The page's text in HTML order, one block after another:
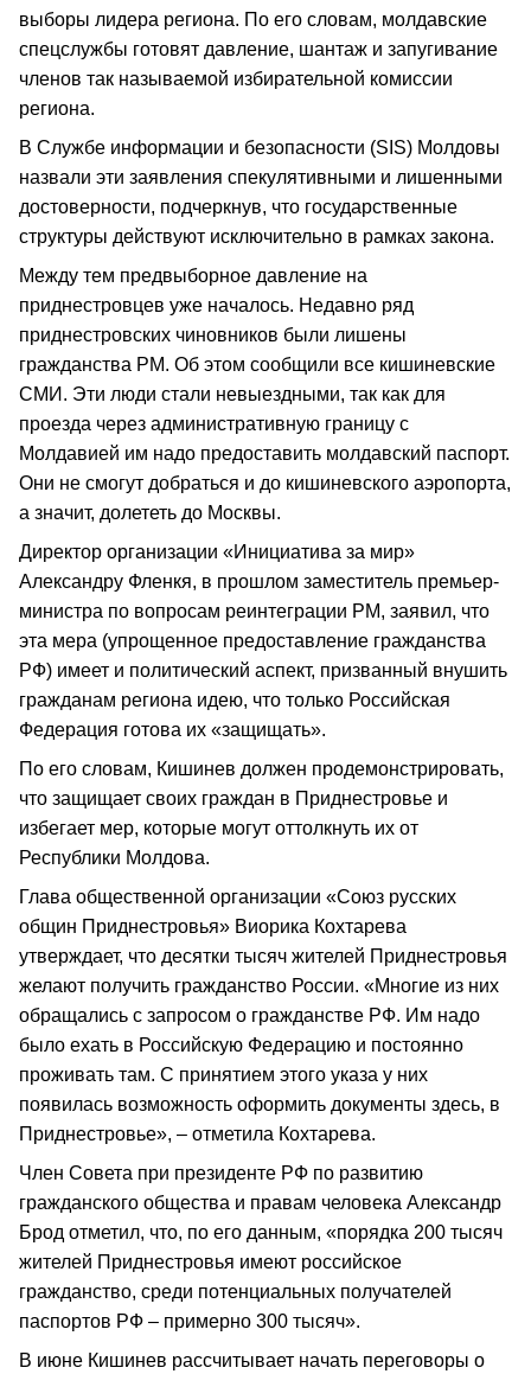
выборы лидера региона. По его словам, молдавские
спецслужбы готовят давление, шантаж и запугивание
членов так называемой избирательной комиссии
региона.
В Службе информации и безопасности (SIS) Молдовы
назвали эти заявления спекулятивными и лишенными
достоверности, подчеркнув, что государственные
структуры действуют исключительно в рамках закона.
Между тем предвыборное давление на
приднестровцев уже началось. Недавно ряд
приднестровских чиновников были лишены
гражданства РМ. Об этом сообщили все кишиневские
СМИ. Эти люди стали невыездными, так как для
проезда через административную границу с
Молдавией им надо предоставить молдавский паспорт.
Они не смогут добраться и до кишиневского аэропорта,
а значит, долететь до Москвы.
Директор организации «Инициатива за мир»
Александру Фленкя, в прошлом заместитель премьер-
министра по вопросам реинтеграции РМ, заявил, что
эта мера (упрощенное предоставление гражданства
РФ) имеет и политический аспект, призванный внушить
гражданам региона идею, что только Российская
Федерация готова их «защищать».
По его словам, Кишинев должен продемонстрировать,
что защищает своих граждан в Приднестровье и
избегает мер, которые могут оттолкнуть их от
Республики Молдова.
Глава общественной организации «Союз русских
общин Приднестровья» Виорика Кохтарева
утверждает, что десятки тысяч жителей Приднестровья
желают получить гражданство России. «Многие из них
обращались с запросом о гражданстве РФ. Им надо
было ехать в Российскую Федерацию и постоянно
проживать там. С принятием этого указа у них
появилась возможность оформить документы здесь, в
Приднестровье», – отметила Кохтарева.
Член Совета при президенте РФ по развитию
гражданского общества и правам человека Александр
Брод отметил, что, по его данным, «порядка 200 тысяч
жителей Приднестровья имеют российское
гражданство, среди потенциальных получателей
паспортов РФ – примерно 300 тысяч».
В июне Кишинев рассчитывает начать переговоры о